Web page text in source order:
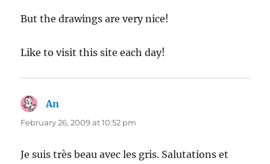
But the drawings are very nice!
Like to visit this site each day!
An
February 26, 2009 at 10:52 pm
Je suis très beau avec les gris. Salutations et